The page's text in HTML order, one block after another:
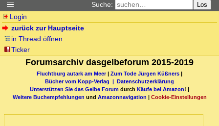
Suche: Los
Login
zurück zur Hauptseite
in Thread öffnen
Ticker
Forumsarchiv dasgelbeforum 2015-2019
Fluchtburg autark am Meer| Zum Tode Jürgen Küßners
Bücher vom Kopp-Verlag |
Datenschutzerklärung
Unterstützen Sie das Gelbe Forum durch Käufe bei Amazon! |
Weitere Buchempfehlungen und Amazonnavigation Cookie-Einstellungen